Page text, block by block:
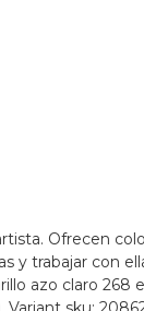
Ofrecen
y trabajar con
azo claro 268